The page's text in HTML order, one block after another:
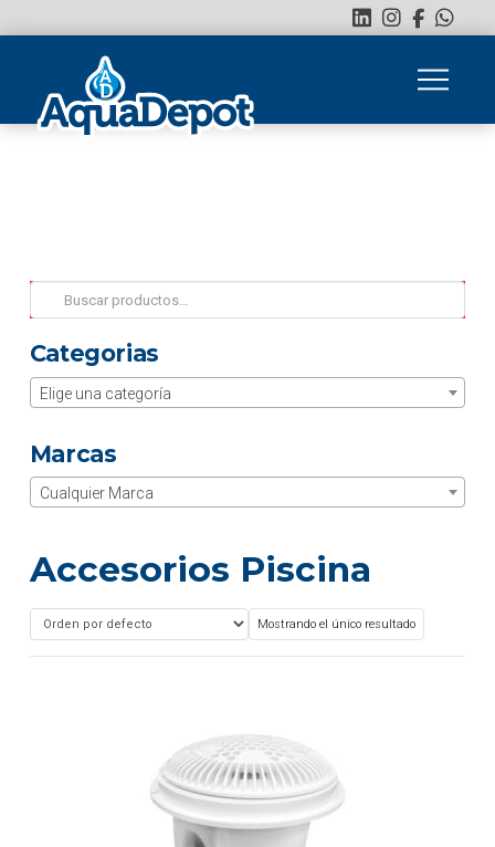
Buscar
por:
Categorias
Elige una categoría
Marcas
Cualquier Marca
Accesorios Piscina
Mostrando el único resultado